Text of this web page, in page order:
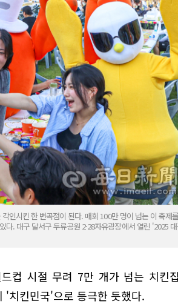
인시킨 한 변곡점이 된다. 매회 100만 명이 넘는 이 축제를
. 대구 달서구 두류공원 2·28자유광장에서 열린 '2025
컵 시절 무려 7만 개가 넘는 치킨
'치킨민국'으로 등극한 듯했다.